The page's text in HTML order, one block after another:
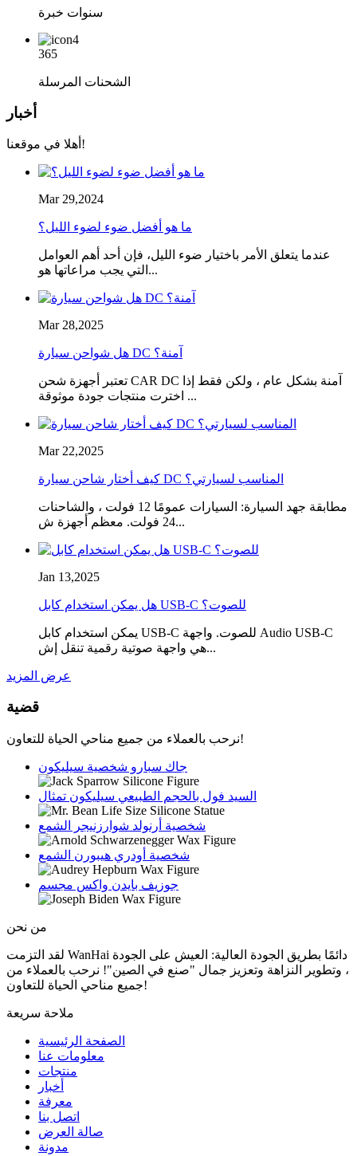
سنوات خبرة
365
الشحنات المرسلة
أخبار
أهلا في موقعنا!
Mar 29,2024
ما هو أفضل ضوء لضوء الليل؟
عندما يتعلق الأمر باختيار ضوء الليل، فإن أحد أهم العوامل
التي يجب مراعاتها هو...
Mar 28,2025
هل شواحن سيارة DC آمنة؟
تعتبر أجهزة شحن CAR DC آمنة بشكل عام ، ولكن فقط إذا
اخترت منتجات جودة موثوقة ...
Mar 22,2025
كيف أختار شاحن سيارة DC المناسب لسيارتي؟
مطابقة جهد السيارة: السيارات عمومًا 12 فولت ، والشاحنات
24 فولت. معظم أجهزة ش...
Jan 13,2025
هل يمكن استخدام كابل USB-C للصوت؟
يمكن استخدام كابل USB-C للصوت. واجهة Audio USB-C
هي واجهة صوتية رقمية تنقل إش...
عرض المزيد
قضية
نرحب بالعملاء من جميع مناحي الحياة للتعاون!
جاك سبارو شخصية سيليكون
السيد فول بالحجم الطبيعي سيليكون تمثال
شخصية أرنولد شوارزنيجر الشمع
شخصية أودري هيبورن الشمع
جوزيف بايدن واكس مجسم
من نحن
لقد التزمت WanHai دائمًا بطريق الجودة العالية: العيش على الجودة
، وتطوير النزاهة وتعزيز جمال "صنع في الصين"! نرحب بالعملاء من
جميع مناحي الحياة للتعاون!
ملاحة سريعة
الصفحة الرئيسية
معلومات عنا
منتجات
أخبار
معرفة
اتصل بنا
صالة العرض
مدونة